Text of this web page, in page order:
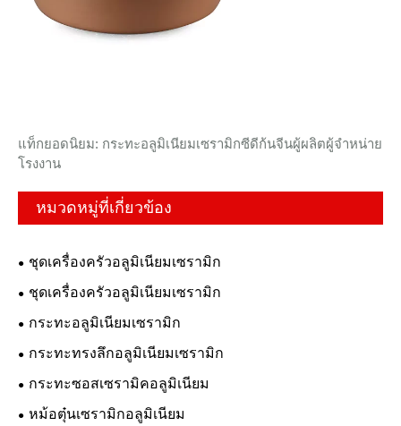
แท็กยอดนิยม: กระทะอลูมิเนียมเซรามิกซีดีก้นจีนผู้ผลิตผู้จำหน่าย
โรงงาน
หมวดหมู่ที่เกี่ยวข้อง
ชุดเครื่องครัวอลูมิเนียมเซรามิก
ชุดเครื่องครัวอลูมิเนียมเซรามิก
กระทะอลูมิเนียมเซรามิก
กระทะทรงลึกอลูมิเนียมเซรามิก
กระทะซอสเซรามิคอลูมิเนียม
หม้อตุ๋นเซรามิกอลูมิเนียม